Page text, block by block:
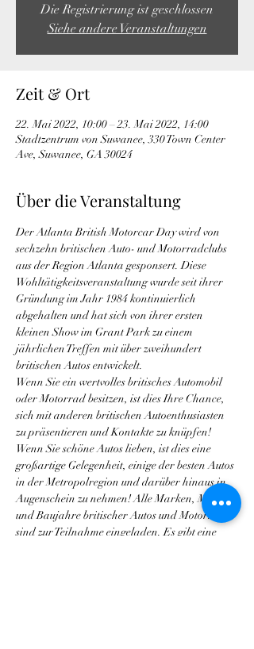
Die Registrierung ist geschlossen
Siehe andere Veranstaltungen
Zeit & Ort
22. Mai 2022, 10:00 – 23. Mai 2022, 14:00
Stadtzentrum von Suwanee, 330 Town Center
Ave, Suwanee, GA 30024
Über die Veranstaltung
Der Atlanta British Motorcar Day wird von
sechzehn britischen Auto- und Motorradclubs
aus der Region Atlanta gesponsert. Diese
Wohltätigkeitsveranstaltung wurde seit ihrer
Gründung im Jahr 1984 kontinuierlich
abgehalten und hat sich von ihrer ersten
kleinen Show im Grant Park zu einem
jährlichen Treffen mit über zweihundert
britischen Autos entwickelt.
Wenn Sie ein wertvolles britisches Automobil
oder Motorrad besitzen, ist dies Ihre Chance,
sich mit anderen britischen Autoenthusiasten
zu präsentieren und Kontakte zu knüpfen!
Wenn Sie schöne Autos lieben, ist dies eine
großartige Gelegenheit, einige der besten Autos
in der Metropolregion und darüber hinaus in
Augenschein zu nehmen! Alle Marken, Modelle
und Baujahre britischer Autos und Motorräder
sind zur Teilnahme eingeladen. Es gibt eine